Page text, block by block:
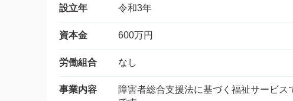
設立年 令和3年
資本金 600万円
労働組合 なし
事業内容
障害者総合支援法に基づく福祉サービ